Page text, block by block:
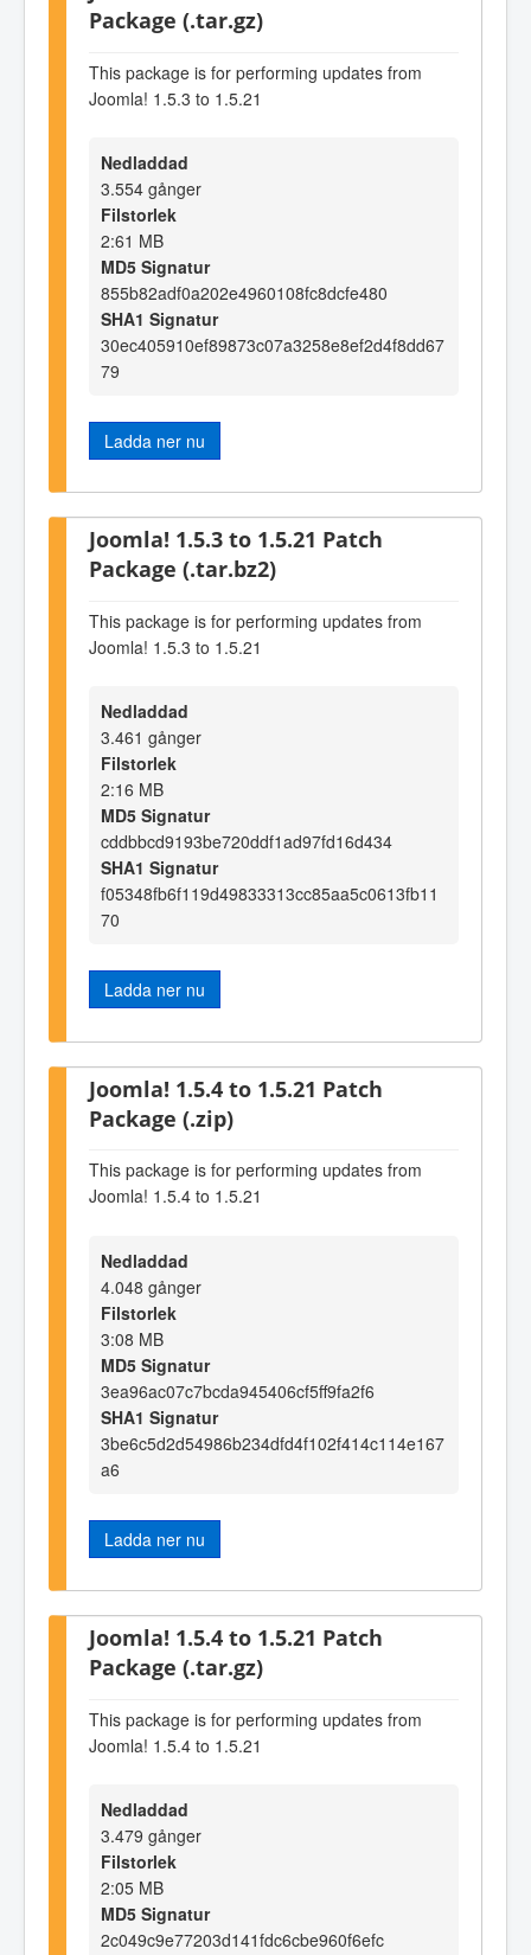
Package (.tar.gz)
This package is for performing updates from
Joomla! 1.5.3 to 1.5.21
Nedladdad
3.554 gånger
Filstorlek
2:61 MB
MD5 Signatur
855b82adf0a202e4960108fc8dcfe480
SHA1 Signatur
30ec405910ef89873c07a3258e8ef2d4f8dd67
79
Ladda ner nu
Joomla! 1.5.3 to 1.5.21 Patch
Package (.tar.bz2)
This package is for performing updates from
Joomla! 1.5.3 to 1.5.21
Nedladdad
3.461 gånger
Filstorlek
2:16 MB
MD5 Signatur
cddbbcd9193be720ddf1ad97fd16d434
SHA1 Signatur
f05348fb6f119d49833313cc85aa5c0613fb11
70
Ladda ner nu
Joomla! 1.5.4 to 1.5.21 Patch
Package (.zip)
This package is for performing updates from
Joomla! 1.5.4 to 1.5.21
Nedladdad
4.048 gånger
Filstorlek
3:08 MB
MD5 Signatur
3ea96ac07c7bcda945406cf5ff9fa2f6
SHA1 Signatur
3be6c5d2d54986b234dfd4f102f414c114e167
a6
Ladda ner nu
Joomla! 1.5.4 to 1.5.21 Patch
Package (.tar.gz)
This package is for performing updates from
Joomla! 1.5.4 to 1.5.21
Nedladdad
3.479 gånger
Filstorlek
2:05 MB
MD5 Signatur
2c049c9e77203d141fdc6cbe960f6efc